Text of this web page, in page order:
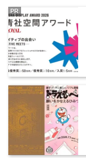
PR